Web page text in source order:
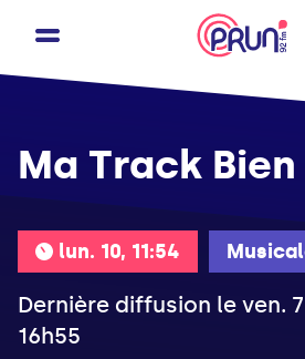
lun. 10, 11:54
Ma Track
Dernière diffusion le ven.
16h55